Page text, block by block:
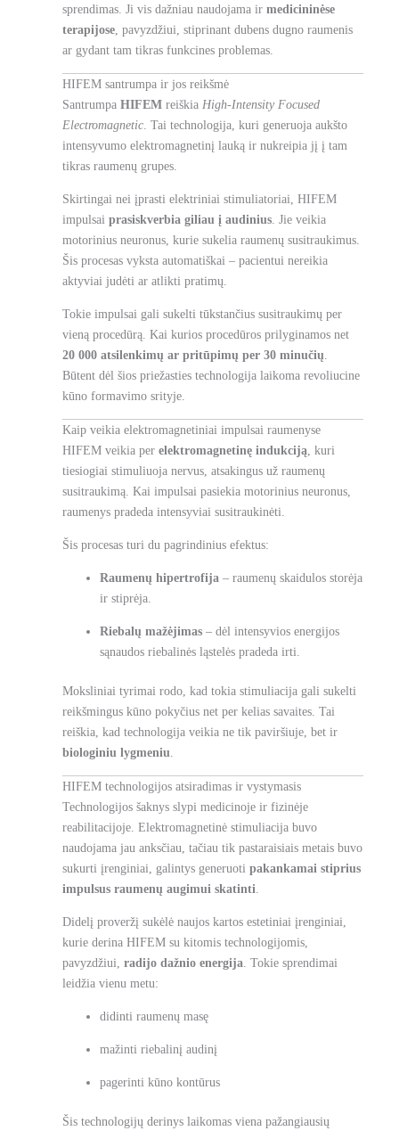
sprendimas. Ji vis dažniau naudojama ir medicininėse
terapijose, pavyzdžiui, stiprinant dubens dugno raumenis
ar gydant tam tikras funkcines problemas.
HIFEM santrumpa ir jos reikšmė
Santrumpa HIFEM reiškia High-Intensity Focused
Electromagnetic. Tai technologija, kuri generuoja aukšto
intensyvumo elektromagnetinį lauką ir nukreipia jį į tam
tikras raumenų grupes.
Skirtingai nei įprasti elektriniai stimuliatoriai, HIFEM
impulsai prasiskverbia giliau į audinius. Jie veikia
motorinius neuronus, kurie sukelia raumenų susitraukimus.
Šis procesas vyksta automatiškai – pacientui nereikia
aktyviai judėti ar atlikti pratimų.
Tokie impulsai gali sukelti tūkstančius susitraukimų per
vieną procedūrą. Kai kurios procedūros prilyginamos net
20 000 atsilenkimų ar pritūpimų per 30 minučių.
Būtent dėl šios priežasties technologija laikoma revoliucine
kūno formavimo srityje.
Kaip veikia elektromagnetiniai impulsai raumenyse
HIFEM veikia per elektromagnetinę indukciją, kuri
tiesiogiai stimuliuoja nervus, atsakingus už raumenų
susitraukimą. Kai impulsai pasiekia motorinius neuronus,
raumenys pradeda intensyviai susitraukinėti.
Šis procesas turi du pagrindinius efektus:
Raumenų hipertrofija – raumenų skaidulos storėja
ir stiprėja.
Riebalų mažėjimas – dėl intensyvios energijos
sąnaudos riebalinės ląstelės pradeda irti.
Moksliniai tyrimai rodo, kad tokia stimuliacija gali sukelti
reikšmingus kūno pokyčius net per kelias savaites. Tai
reiškia, kad technologija veikia ne tik paviršiuje, bet ir
biologiniu lygmeniu.
HIFEM technologijos atsiradimas ir vystymasis
Technologijos šaknys slypi medicinoje ir fizinėje
reabilitacijoje. Elektromagnetinė stimuliacija buvo
naudojama jau anksčiau, tačiau tik pastaraisiais metais buvo
sukurti įrenginiai, galintys generuoti pakankamai stiprius
impulsus raumenų augimui skatinti.
Didelį proveržį sukėlė naujos kartos estetiniai įrenginiai,
kurie derina HIFEM su kitomis technologijomis,
pavyzdžiui, radijo dažnio energija. Tokie sprendimai
leidžia vienu metu:
didinti raumenų masę
mažinti riebalinį audinį
pagerinti kūno kontūrus
Šis technologijų derinys laikomas viena pažangiausių